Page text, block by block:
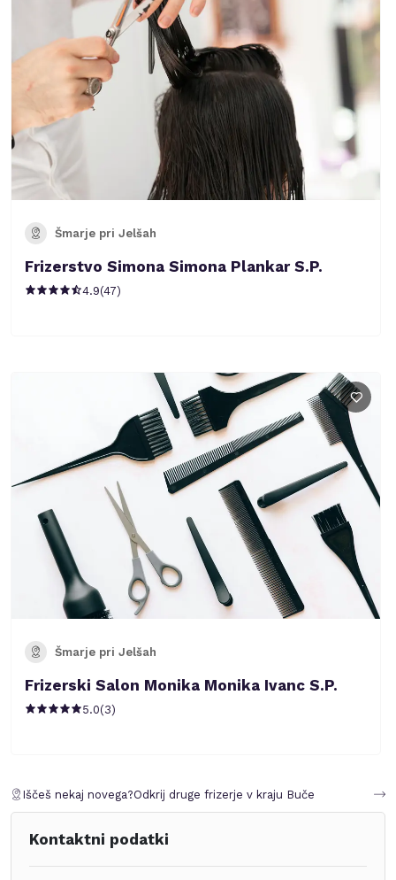
Šmarje pri Jelšah
Frizerstvo Simona Simona Plankar S.P.
4.9(47)
Šmarje pri Jelšah
Frizerski Salon Monika Monika Ivanc S.P.
5.0(3)
Iščeš nekaj novega?Odkrij druge frizerje v kraju Buče
Kontaktni podatki